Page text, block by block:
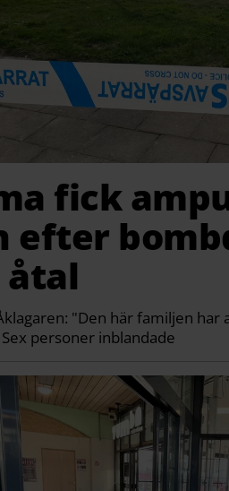
fick
efter
åtal
"Den här familjen har
personer inblandade